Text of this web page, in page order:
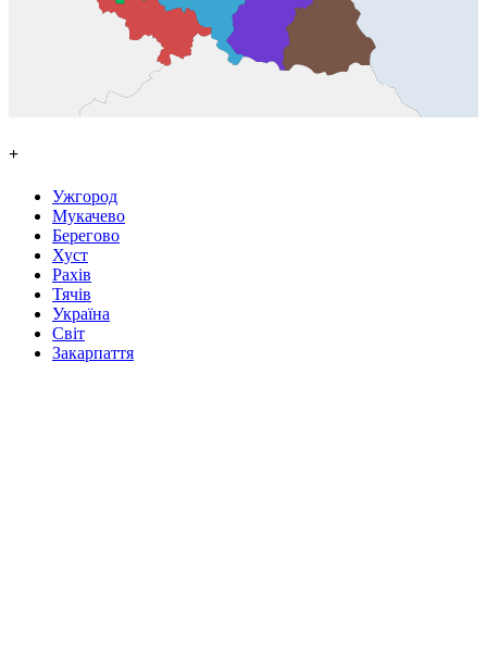
+
Ужгород
Мукачево
Берегово
Хуст
Рахів
Тячів
Україна
Світ
Закарпаття